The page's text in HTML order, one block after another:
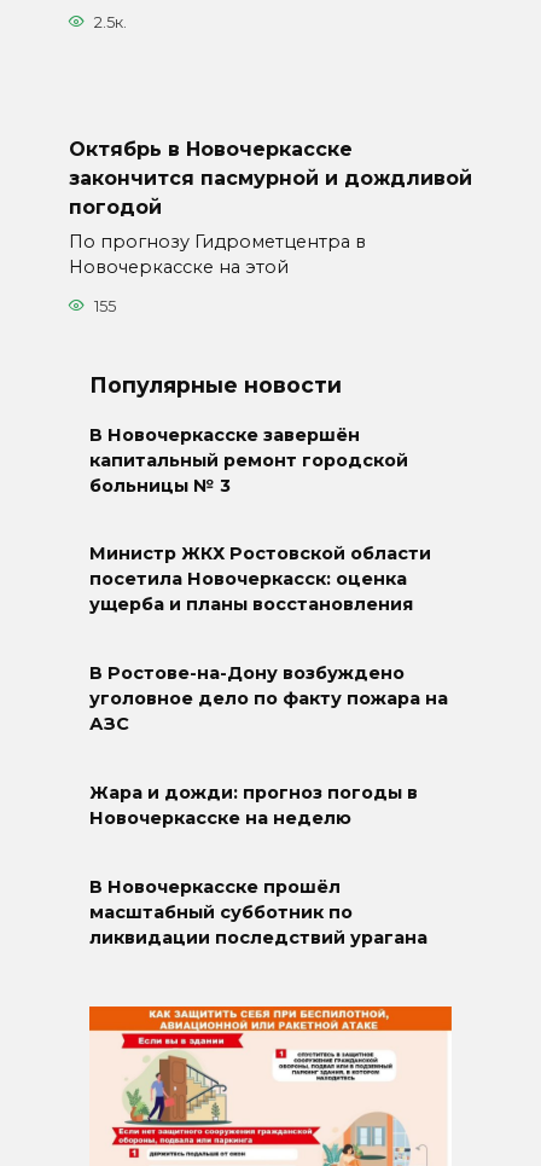
2.5к.
Октябрь в Новочеркасске
закончится пасмурной и дождливой
погодой
По прогнозу Гидрометцентра в
Новочеркасске на этой
155
Популярные новости
В Новочеркасске завершён
капитальный ремонт городской
больницы № 3
Министр ЖКХ Ростовской области
посетила Новочеркасск: оценка
ущерба и планы восстановления
В Ростове-на-Дону возбуждено
уголовное дело по факту пожара на
АЗС
Жара и дожди: прогноз погоды в
Новочеркасске на неделю
В Новочеркасске прошёл
масштабный субботник по
ликвидации последствий урагана